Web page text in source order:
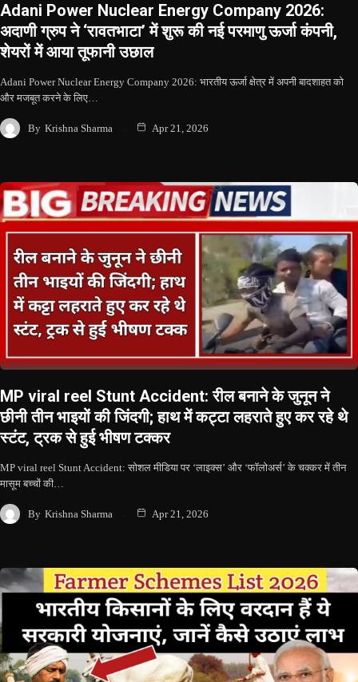
Adani Power Nuclear Energy Company 2026:
अदाणी ग्रुप ने ‘रावतभाटा’ में शुरू की नई परमाणु ऊर्जा कंपनी,
शेयरों में आया तूफानी उछाल
Adani Power Nuclear Energy Company 2026: भारतीय ऊर्जा क्षेत्र में अपनी बादशाहत को
और मजबूत करने के लिए…
By Krishna Sharma Apr 21, 2026
MP viral reel Stunt Accident: रील बनाने के जुनून ने
छीनी तीन भाइयों की जिंदगी; हाथ में कट्टा लहराते हुए कर रहे थे
स्टंट, ट्रक से हुई भीषण टक्कर
MP viral reel Stunt Accident: सोशल मीडिया पर ‘लाइक्स’ और ‘फॉलोअर्स’ के चक्कर में तीन
मासूम बच्चों की…
By Krishna Sharma Apr 21, 2026